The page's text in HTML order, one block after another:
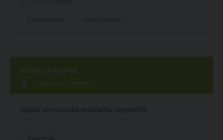
Voffeli ja Kaffeli
Museokatu 11, Helsinki
Hyviä vohveleita erilaisilla täytteillä.